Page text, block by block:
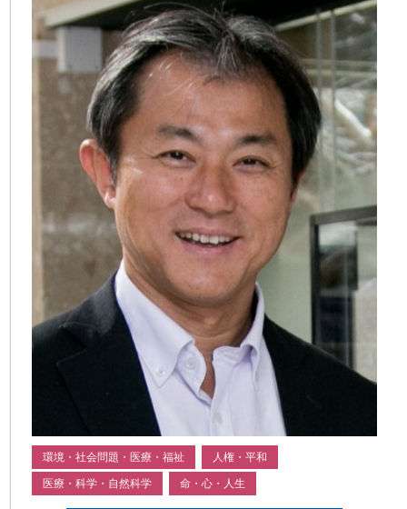
環境・社会問題・医療・福祉 人権・平和
医療・科学・自然科学 命・心・人生